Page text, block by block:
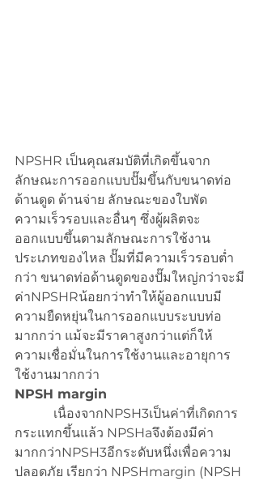
NPSHR เป็นคุณสมบัติที่เกิดขึ้นจาก
ลักษณะการออกแบบปั๊มขึ้นกับขนาดท่อ
ด้านดูด ด้านจ่าย ลักษณะของใบพัด
ความเร็วรอบและอื่นๆ ซึ่งผู้ผลิตจะ
ออกแบบขึ้นตามลักษณะการใช้งาน
ประเภทของไหล ปั๊มที่มีความเร็วรอบต่ำ
กว่า ขนาดท่อด้านดูดของปั๊มใหญ่กว่าจะมี
ค่าNPSHRน้อยกว่าทำให้ผู้ออกแบบมี
ความยืดหยุ่นในการออกแบบระบบท่อ
มากกว่า แม้จะมีราคาสูงกว่าแต่ก็ให้
ความเชื่อมั่นในการใช้งานและอายุการ
ใช้งานมากกว่า
NPSH margin
เนื่องจากNPSH3เป็นค่าที่เกิดการ
กระแทกขึ้นแล้ว NPSHaจึงต้องมีค่า
มากกว่าNPSH3อีกระดับหนึ่งเพื่อความ
ปลอดภัย เรียกว่า NPSHmargin (NPSH